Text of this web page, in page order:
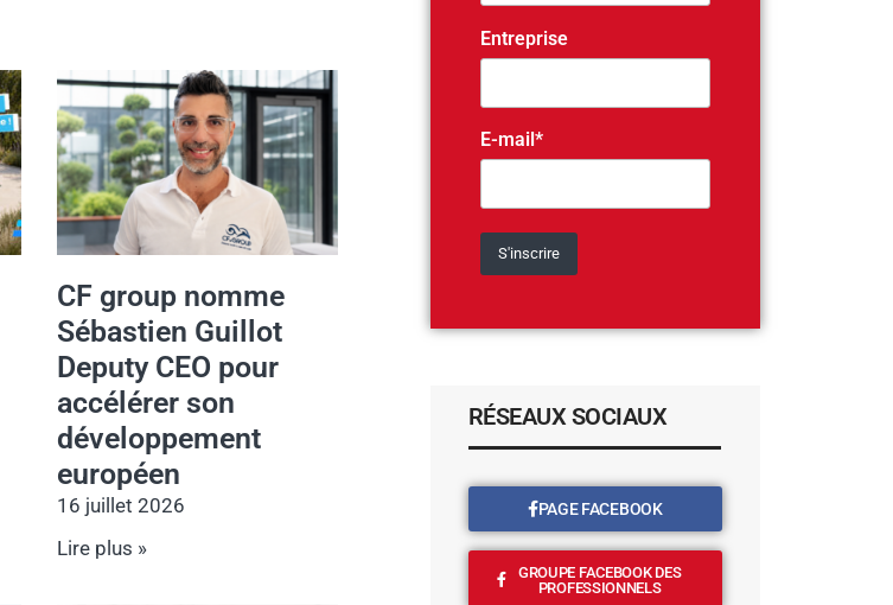
CF group nomme
Sébastien Guillot
Deputy CEO pour
accélérer son
développement
européen
16 juillet 2026
Lire plus »
Entreprise
E-mail*
RÉSEAUX SOCIAUX
PAGE FACEBOOK
GROUPE FACEBOOK DES
PROFESSIONNELS